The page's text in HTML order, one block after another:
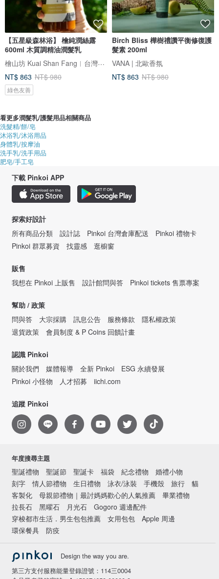
【五星級森林浴】 檜純潤絲露
600ml 木質調精油潤髮乳
檜山坊 Kuai Shan Fang︱台灣檜木香氛領導品牌，療癒森林
NT$ 863 NT$ 980
綠色友善
Birch Bliss 樺樹禮讚平衡修復護
髮素 200ml
VANA | 北歐香氛
NT$ 863 NT$ 980
看更多潤髮乳/護髮用品相關商品
洗髮精/餅/皂
沐浴乳/沐浴用品
身體乳/按摩油
洗手乳/洗手用品
肥皂/手工皂
下載 Pinkoi APP
探索好設計
所有商品分類
設計誌 Pinkoi 台灣倉庫配送
Pinkoi 禮物卡
Pinkoi 群眾募資
找靈感 逛櫥窗
販售
我想在 Pinkoi 上販售
設計館問與答 Pinkoi tickets 售票專案
幫助 / 政策
問與答
大宗採購 訊息公告 服務條款
隱私權政策
退貨政策
會員制度 & P Coins 回饋計畫
認識 Pinkoi
關於我們
媒體報導 全新 Pinkoi
ESG 永續發展
Pinkoi 小怪物
人才招募 iichi.com
追蹤 Pinkoi
年度搜尋主題
聖誕禮物 聖誕節 聖誕卡 福袋 紀念禮物
婚禮小物
刻字
情人節禮物 生日禮物 泳衣/泳裝 手機殼 旅行
貓
客製化
母親節禮物｜最討媽媽歡心的人氣推薦
畢業禮物
拉長石
黑曜石 月光石
Gogoro 週邊配件
穿梭都市生活．男生包包推薦
女用包包
Apple 周邊
環保餐具
防疫
Design the way you are.
第三方支付服務能量登錄證號：114三0004